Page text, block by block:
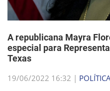
A republicana Mayra
especial para
Texas
19/06/2022 16:32 |